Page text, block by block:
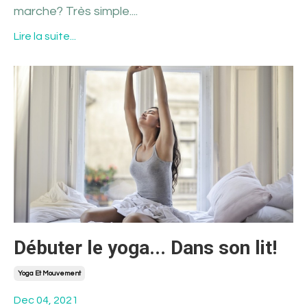
marche? Très simple....
Lire la suite...
Débuter le yoga... Dans son lit!
Yoga Et Mouvement
Dec 04, 2021